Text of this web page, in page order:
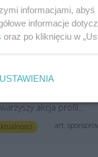
punkt
otworzył się
z akcją
otwarty nowy punkt
akcja profil...
art.
informacjami,
informacje
oraz po kliknięciu w
USTAWIENIA